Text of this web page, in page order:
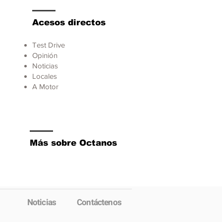
Acesos directos
Test Drive
Opinión
Noticias
Locales
A Motor
Más sobre Octanos
Noticias Contáctenos